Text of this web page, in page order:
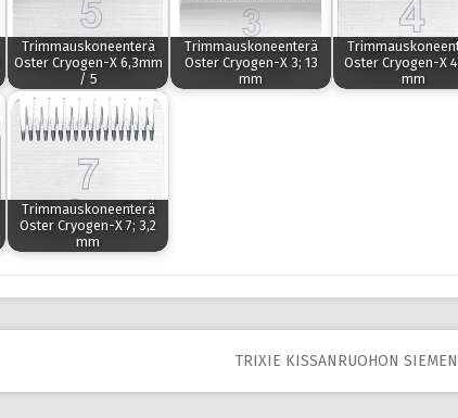
Trimmauskoneenterä
Oster Cryogen-X 6,3mm
/ 5
Trimmauskoneenterä
Oster Cryogen-X 3; 13
mm
Oster Cryogen-X
mm
Trimmauskoneenterä
Oster Cryogen-X 7; 3,2
mm
TRIXIE KISSANRUOHON